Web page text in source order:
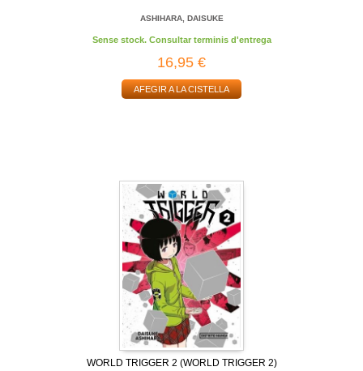
ASHIHARA, DAISUKE
Sense stock. Consultar terminis d'entrega
16,95 €
AFEGIR A LA CISTELLA
WORLD TRIGGER 2 (WORLD TRIGGER 2)